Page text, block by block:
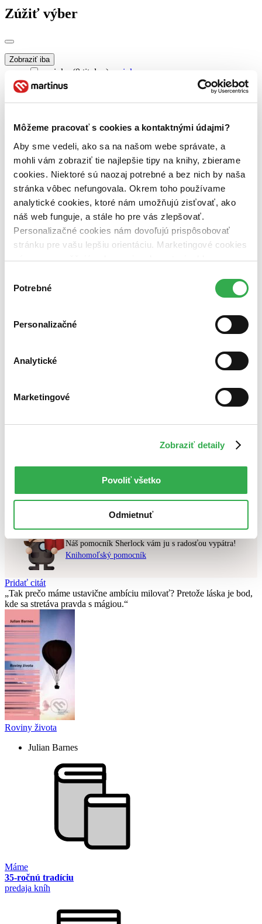
Môžeme pracovať s cookies a kontaktnými údajmi?
Aby sme vedeli, ako sa na našom webe správate, a
mohli vám zobraziť tie najlepšie tipy na knihy, zbierame
cookies. Niektoré sú naozaj potrebné a bez nich by naša
stránka vôbec nefungovala. Okrem toho používame
analytické cookies, ktoré nám umožňujú zisťovať, ako
náš web funguje, a stále ho pre vás zlepšovať.
Personalizačné cookies nám dovoľujú prispôsobovať
stránku pre vašu lepšiu orientáciu. Marketingové cookies
nám zas umožňujú zobrazenie relevantnej reklamy.
nám pomohlo, keby sme mohli používať všetky tieto
súhlasu
Potrebné
Personalizačné
Analytické
Marketingové
Zobraziť detaily
Povoliť všetko
Odmietnuť
Zúžiť výber
Zobraziť iba
novinky (0 titulov) novinky
zľavnené tituly (0 titulov)
Dostupnosť
predpredaj (0 titulov)predpredaj
dostupná (bez vypredaných) (0 titulov)dostupná (bez
vypredaných)
Nové / čítané
nová
čítaná (0 titulov)čítaná
čítaná - výborný stav (0 titulov)čítaná - výborný stav
čítaná - mierne opotrebovaná (0 titulov)čítaná - mierne
opotrebovaná
vypredaných kníh
Zúžiť výber
Bestsellery
Najdrahšie
čítanéNa tému sladké
vyhovujúci zadaným podmienkam.
Chcete poradiť knihu?
Náš pomocník Sherlock vám ju s radosťou vypátra!
Knihomoľský pomocník
Pridať citát
Tak prečo máme ustavične ambíciu milovať? Pretože láska je bod,
kde sa stretáva pravda s mágiou.
Roviny života
Julian Barnes
Máme
35-ročnú tradíciu
predaja kníh